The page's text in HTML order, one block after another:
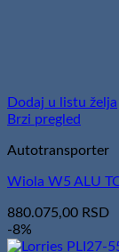
Dodaj u listu želja
Brzi pregled
Autotransporter
Wiola W5 ALU
880.075,00 RSD
-8%